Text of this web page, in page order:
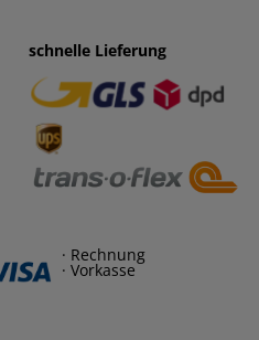
einfaches Zahlen
· Rechnung
· Vorkasse
schnelle Lieferung
· Rechnung
· Vorkasse